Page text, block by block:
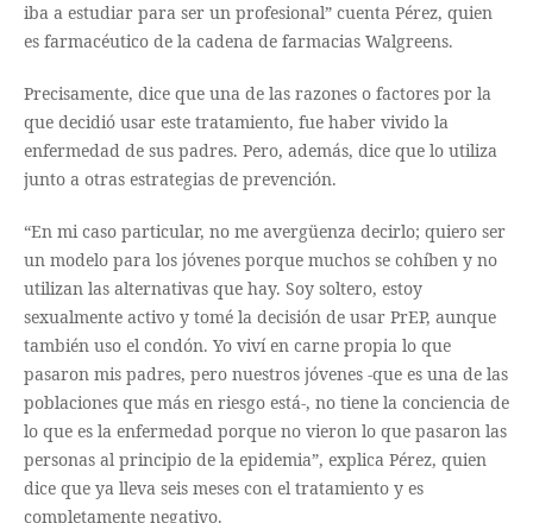
iba a estudiar para ser un profesional” cuenta Pérez, quien
es farmacéutico de la cadena de farmacias Walgreens.
Precisamente, dice que una de las razones o factores por la
que decidió usar este tratamiento, fue haber vivido la
enfermedad de sus padres. Pero, además, dice que lo utiliza
junto a otras estrategias de prevención.
“En mi caso particular, no me avergüenza decirlo; quiero ser
un modelo para los jóvenes porque muchos se cohíben y no
utilizan las alternativas que hay. Soy soltero, estoy
sexualmente activo y tomé la decisión de usar PrEP, aunque
también uso el condón. Yo viví en carne propia lo que
pasaron mis padres, pero nuestros jóvenes -que es una de las
poblaciones que más en riesgo está-, no tiene la conciencia de
lo que es la enfermedad porque no vieron lo que pasaron las
personas al principio de la epidemia”, explica Pérez, quien
dice que ya lleva seis meses con el tratamiento y es
completamente negativo.